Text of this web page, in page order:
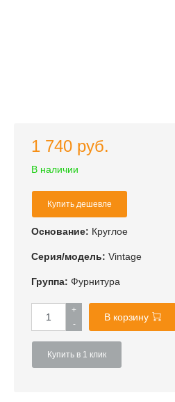
1 740 руб.
В наличии
Купить дешевле
Основание: Круглое
Серия/модель: Vintage
Группа: Фурнитура
+
-
В корзину
Купить в 1 клик